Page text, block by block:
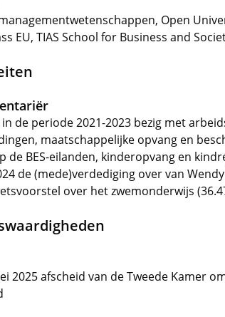
Open
EU, TIAS School for Business and
in de periode 2021-2023 bezig met
maatschappelijke opvang en
de BES-eilanden, kinderopvang en
de (mede)verdediging over van
over het zwemonderwijs
2025 afscheid van de Tweede Kamer